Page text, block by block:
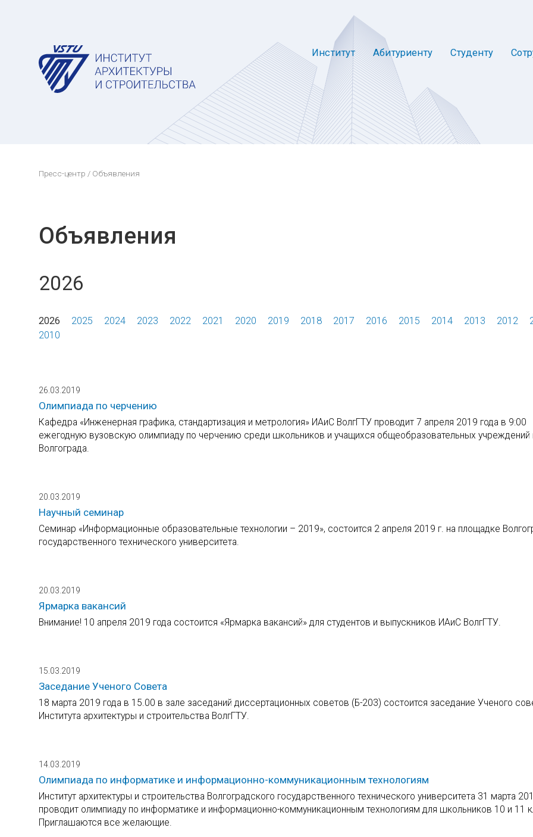
Институт Абитуриенту Студенту
Пресс-центр / Объявления
Объявления
2026
2026 2025 2024 2023 2022 2021 2020 2019 2018 2017 2016 2015 2014 2013 2012
2010
26.03.2019
Олимпиада по черчению
Кафедра «Инженерная графика, стандартизация и метрология» ИАиС ВолгГТУ проводит 7 апреля 2019 года в 9:00
ежегодную вузовскую олимпиаду по черчению среди школьников и учащихся общеобразовательных учреждений
Волгограда.
20.03.2019
Научный семинар
Семинар «Информационные образовательные технологии – 2019», состоится 2 апреля 2019 г. на площадке
государственного технического университета.
20.03.2019
Ярмарка вакансий
Внимание! 10 апреля 2019 года состоится «Ярмарка вакансий» для студентов и выпускников ИАиС ВолгГТУ.
15.03.2019
Заседание Ученого Совета
18 марта 2019 года в 15.00 в зале заседаний диссертационных советов (Б-203) состоится заседание Ученого
Института архитектуры и строительства ВолгГТУ.
14.03.2019
Олимпиада по информатике и информационно-коммуникационным технологиям
Институт архитектуры и строительства Волгоградского государственного технического университета 31 марта
проводит олимпиаду по информатике и информационно-коммуникационным технологиям для школьников 10 и 11
Приглашаются все желающие.